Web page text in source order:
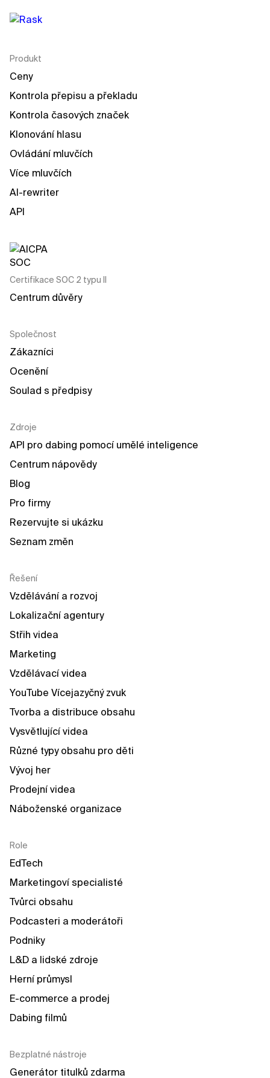
Produkt
Ceny
Kontrola přepisu a překladu
Kontrola časových značek
Klonování hlasu
Ovládání mluvčích
Více mluvčích
AI-rewriter
API
Certifikace SOC 2 typu II
Centrum důvěry
Společnost
Zákazníci
Ocenění
Soulad s předpisy
Zdroje
API pro dabing pomocí umělé inteligence
Centrum nápovědy
Blog
Pro firmy
Rezervujte si ukázku
Seznam změn
Řešení
Vzdělávání a rozvoj
Lokalizační agentury
Střih videa
Marketing
Vzdělávací videa
YouTube Vícejazyčný zvuk
Tvorba a distribuce obsahu
Vysvětlující videa
Různé typy obsahu pro děti
Vývoj her
Prodejní videa
Náboženské organizace
Role
EdTech
Marketingoví specialisté
Tvůrci obsahu
Podcasteri a moderátoři
Podniky
L&D a lidské zdroje
Herní průmysl
E-commerce a prodej
Dabing filmů
Bezplatné nástroje
Generátor titulků zdarma